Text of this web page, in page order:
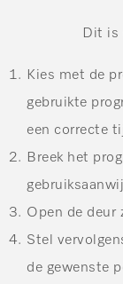
Dit is
Kies met de
gebruikte
een correcte
Breek het
Open de deur
Stel
de gewenste